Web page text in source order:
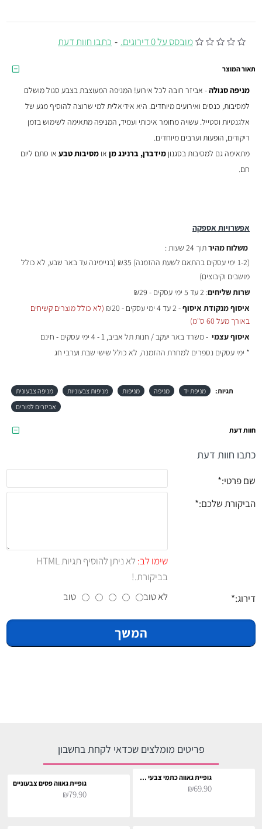
מובסס על 0 דירוגים. - כתבו חוות דעת
אפשרויות אספקה
משלוח מהירתוך 24 שעות :
(1-2 ימי עסקים בהתאם לשעת ההזמנה)
₪35 (בניימינה עד באר שבע, לא כולל
מושבים וקיבוצים)
שרות שליחים: 2 עד 5 ימי עסקים - ₪29
איסוף מנקודת איסוף- 2 עד 4 ימי עסקים - ₪20
(לא כולל מוצרים קשיחים
באורך מעל 60 ס"מ)
איסוף עצמי - משרד באר יעקב / חנות תל אביב, 1 - 4 ימי עסקים - חינם
* ימי עסקים נספרים למחרת ההזמנה, לא כולל שישי שבת וערבי חג
תאור המוצר
מניפה סגולה- אביזר חובה לכל אירוע! המניפה המעוצבת בצבע סגול מושלם
למסיבות, כנסים ואירועים מיוחדים. היא אידיאלית למי שרוצה להוסיף מגע של
אלגנטיות וסטייל. עשויה מחומר איכותי ועמיד, המניפה מתאימה לשימוש בזמן
ריקודים, הופעות וערבים מיוחדים.
מתאימה גם למסיבות בסגנון מידברן, ברנינג מן או מסיבות טבע או סתם ליום
חם.
תגיות: מניפת יד מניפה מניפות מניפות צבעוניות
מניפה צבעונית
אביזרים לפורים
חוות דעת
כתבו חוות דעת
שם פרטי:
הביקורת שלכם:
שימו לב:
לא ניתן להוסיף תגיות HTML
בביקורת.!
דירוג:
לא טוב טוב
המשך
פריטים מומלצים שכדאי לקחת בחשבון
גופיית גאווה כתמי צבעי הגאווה
₪69.90 גופיית גאווה פסים צבעוניים
₪79.90